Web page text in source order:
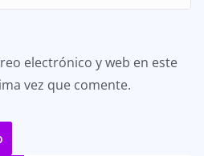
electrónico y web en este
vez que comente.